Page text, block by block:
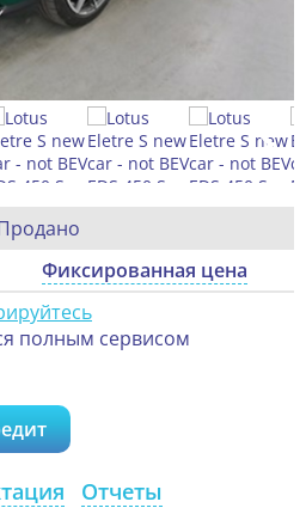
Фиксированная цена
полным сервисом
Отчеты